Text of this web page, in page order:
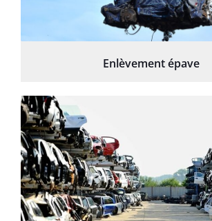
Enlèvement épave